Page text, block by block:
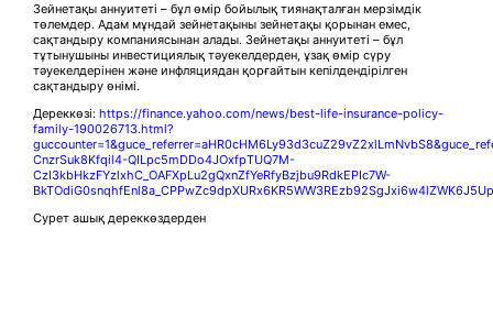
Зейнетақы аннуитеті – бұл өмір бойылық тиянақталған мерзімдік
төлемдер. Адам мұндай зейнетақыны зейнетақы қорынан емес,
сақтандыру компаниясынан алады. Зейнетақы аннуитеті – бұл
тұтынушыны инвестициялық тәуекелдерден, ұзақ өмір сүру
тәуекелдерінен және инфляциядан қорғайтын кепілдендірілген
сақтандыру өнімі.
Дереккөзі: https://finance.yahoo.com/news/best-life-insurance-policy-
family-190026713.html?
CnzrSuk8Kfqil4-QILpc5mDDo4JOxfpTUQ7M-
CzI3kbHkzFYzlxhC_OAFXpLu2gQxnZfYeRfyBzjbu9RdkEPIc7W-
Сурет ашық дереккөздерден